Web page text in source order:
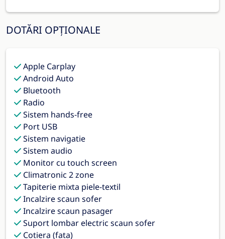
DOTĂRI OPȚIONALE
Apple Carplay
Android Auto
Bluetooth
Radio
Sistem hands-free
Port USB
Sistem navigatie
Sistem audio
Monitor cu touch screen
Climatronic 2 zone
Tapiterie mixta piele-textil
Incalzire scaun sofer
Incalzire scaun pasager
Suport lombar electric scaun sofer
Cotiera (fata)